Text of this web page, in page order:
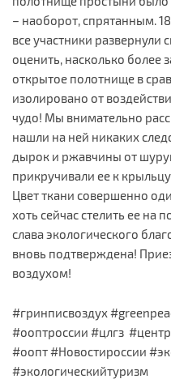
– наоборот, спрятанным.
все участники развернули
оценить, насколько более
открытое полотнище в
изолировано от
чудо! Мы внимательно
нашли на ней никаких
дырок и ржавчины от
прикручивали ее к
Цвет ткани совершенно
хоть сейчас стелить ее на
слава экологического
вновь подтверждена!
воздухом!
#гринписвоздух
#ооптроссии #цлгз
#оопт #Новостироссии
#экологическийтуризм